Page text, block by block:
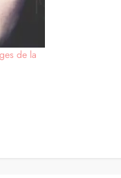
de la